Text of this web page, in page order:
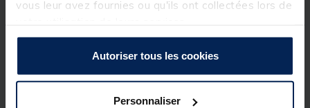
vous leur avez fournies ou qu'ils ont collectées lors de
Autoriser tous les cookies
Personnaliser
Description & détails